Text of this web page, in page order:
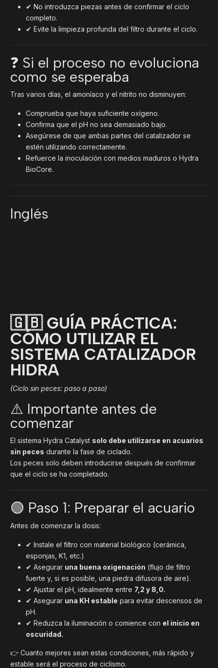
✔ No introduzca piezas antes de confirmar el ciclo
completo.
✔ Evite la limpieza profunda del filtro durante el ciclo.
❓ Si el proceso no evoluciona
como se esperaba
Tras varios días, el amoníaco y el nitrito no disminuyen:
Comprueba que haya suficiente oxígeno.
Confirma que el pH no sea demasiado bajo.
Asegúrese de que ambas partes del catalizador se
estén utilizando correctamente.
Refuerce la inoculación con medios maduros o Hydra
BioCore.
Inglés
🇬🇧 GUÍA PRÁCTICA:
CÓMO UTILIZAR EL
SISTEMA CATALIZADOR
HIDRA
(Ciclo sin peces: paso a paso)
⚠️ Importante antes de
comenzar
El sistema Hydra Catalyst solo debe utilizarse en acuarios
sin peces durante la fase de ciclado.
Los peces solo deben introducirse después de confirmar
que el ciclo se ha completado.
🟢 Paso 1: Preparar el acuario
Antes de comenzar la dosis:
✔ Instale el filtro con material biológico (cerámica,
esponjas, K1, etc.)
✔ Asegurar una buena oxigenación (flujo de filtro
fuerte y, si es posible, una piedra difusora de aire).
✔ Ajustar el pH, idealmente entre 7,2 y 8,0.
✔ Asegurar una KH estable para evitar descensos de
pH.
✔ Reduzca la iluminación o comience con el inicio en
oscuridad.
👉 Cuanto mejores sean estas condiciones, más rápido y
estable será el proceso de ciclismo.